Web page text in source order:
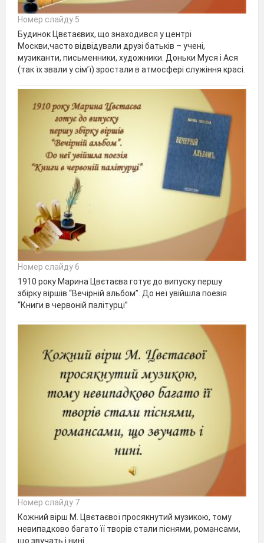
Номер слайду 5
Будинок Цвєтаєвих, що знаходився у центрі
Москви,часто відвідували друзі батьків – учені,
музиканти, письменники, художники. Доньки Муся і Ася
(так їх звали у сім’ї) зростали в атмосфері служіння красі.
Номер слайду 6
1910 року Марина Цвєтаєва готує до випуску першу
збірку віршів “Вечірній альбом”. До неї увійшла поезія
“Книги в червоній палітурці”
Номер слайду 7
Кожний вірш М. Цвєтаєвої просякнутий музикою, тому
невипадково багато її творів стали піснями, романсами,
що звучать і нині.